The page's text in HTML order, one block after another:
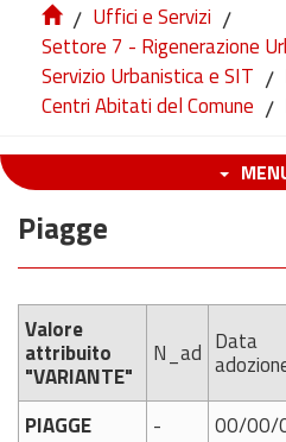
/ Uffici e Servizi /
Settore 7 - Rigenerazione
Servizio Urbanistica e SIT /
Centri Abitati del Comune /
Piagge
Valore
attribuito
"VARIANTE"
N_ad Data
PIAGGE
- 00/00/